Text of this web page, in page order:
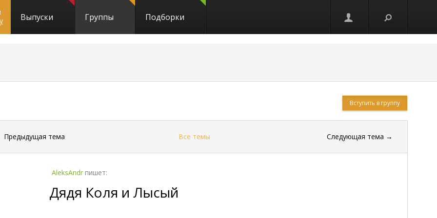
Выпуски Группы Подборки
Вступить в группу
Предыдущая тема Все темы Следующая тема →
AleksAndr пишет:
Дядя Коля и Лысый